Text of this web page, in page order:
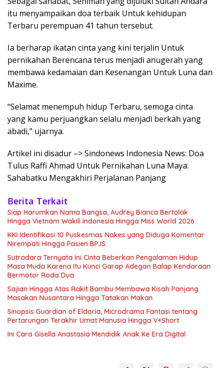
itu menyampaikan doa terbaik Untuk kehidupan
Terbaru perempuan 41 tahun tersebut.
Ia berharap ikatan cinta yang kini terjalin Untuk
pernikahan Berencana terus menjadi anugerah yang
membawa kedamaian dan Kesenangan Untuk Luna dan
Maxime.
“Selamat menempuh hidup Terbaru, semoga cinta
yang kamu perjuangkan selalu menjadi berkah yang
abadi,” ujarnya.
Artikel ini disadur –> Sindonews Indonesia News: Doa
Tulus Raffi Ahmad Untuk Pernikahan Luna Maya:
Sahabatku Mengakhiri Perjalanan Panjang
Berita Terkait
Siap Harumkan Nama Bangsa, Audrey Bianca Bertolak
Hingga Vietnam Wakili Indonesia Hingga Miss World 2026
KKI Identifikasi 10 Puskesmas Nakes yang Diduga Komentar
Nirempati Hingga Pasien BPJS
Sutradara Ternyata Ini Cinta Beberkan Pengalaman Hidup
Masa Muda Karena Itu Kunci Garap Adegan Balap Kendaraan
Bermotor Roda Dua
Sajian Hingga Atas Rakit Bambu Membawa Kisah Panjang
Masakan Nusantara Hingga Tatakan Makan
Sinopsis Guardian of Eldoria, Microdrama Fantasi tentang
Pertarungan Terakhir Umat Manusia Hingga V+Short
Ini Cara Gisella Anastasia Mendidik Anak Ke Era Digital